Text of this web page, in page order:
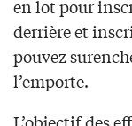
en lot pour
derrière et
pouvez
l’emporte.
L’objectif des